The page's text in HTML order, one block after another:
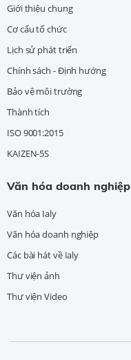
Giới thiệu chung
Cơ cấu tổ chức
Lịch sử phát triển
Chính sách - Định hướng
Bảo vệ môi trường
Thành tích
ISO 9001:2015
KAIZEN-5S
Văn hóa doanh nghiệp
Văn hóa Ialy
Văn hóa doanh nghiệp
Các bài hát về Ialy
Thư viện ảnh
Thư viện Video